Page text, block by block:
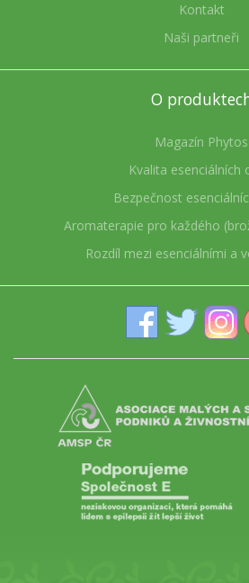
Kontakt
Naši partneři
O
Magazín Phytos
Kvalita esenciálních
Bezpečnost
Aromaterapie pro každého
Rozdíl mezi esenciálními a